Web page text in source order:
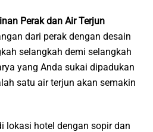
Perak dan Air Terjun
dari perak dengan desain
selangkah demi selangkah
yang Anda sukai dipadukan
satu air terjun akan semakin
lokasi hotel dengan sopir dan